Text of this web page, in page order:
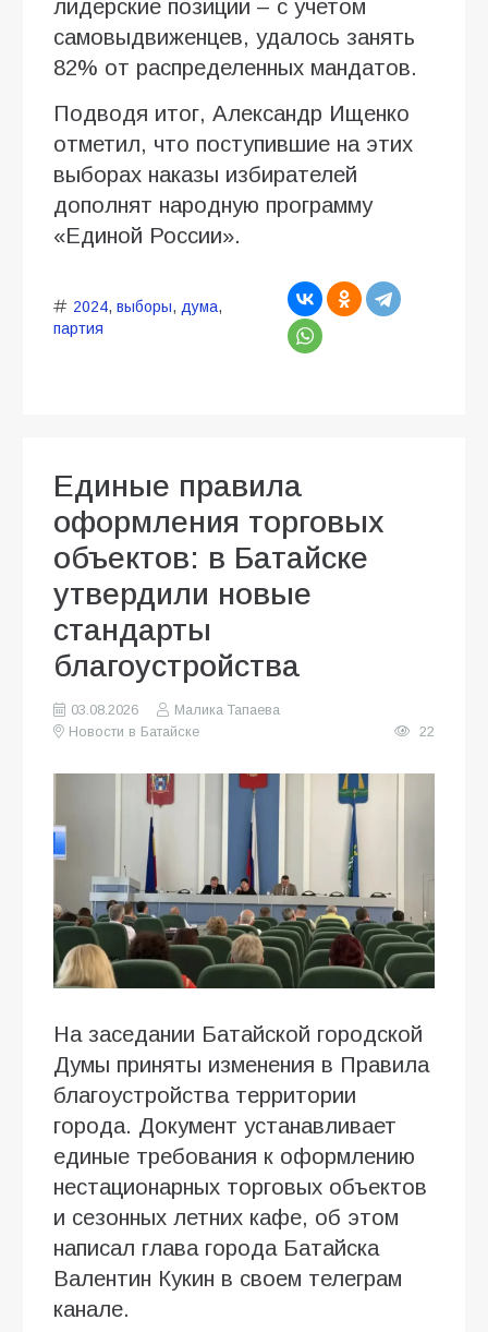
лидерские позиции – с учетом
самовыдвиженцев, удалось занять
82% от распределенных мандатов.
Подводя итог, Александр Ищенко
отметил, что поступившие на этих
выборах наказы избирателей
дополнят народную программу
«Единой России».
2024, выборы, дума,
партия
Единые правила
оформления торговых
объектов: в Батайске
утвердили новые
стандарты
благоустройства
03.08.2026
Малика Тапаева
Новости в Батайске
22
На заседании Батайской городской
Думы приняты изменения в Правила
благоустройства территории
города. Документ устанавливает
единые требования к оформлению
нестационарных торговых объектов
и сезонных летних кафе, об этом
написал глава города Батайска
Валентин Кукин в своем телеграм
канале.